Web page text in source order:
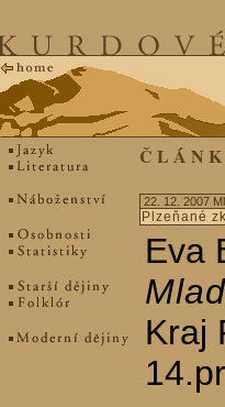
Č L Á N
22. 12. 2007
Plzeňané
Eva
Kraj